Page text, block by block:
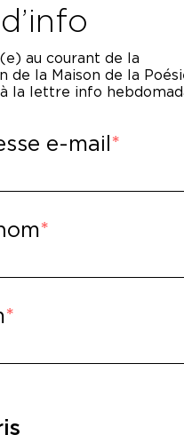
on ne
les
des
peau
Wajsbrot,
au courant de la
de la Maison de la
la lettre info
e-mail